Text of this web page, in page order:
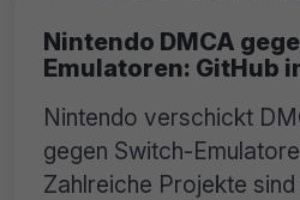
Nintendo DMCA
Emulatoren: GitHub
Nintendo verschickt
gegen Switch-
Zahlreiche Projekte